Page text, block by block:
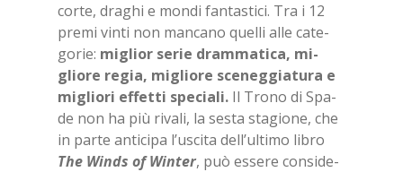
cor­te, dra­ghi e mon­di fan­ta­sti­ci. Tra i 12
pre­mi vin­ti non man­ca­no quel­li alle ca­te­
go­rie: mi­glior se­rie dram­ma­ti­ca, mi­
glio­re re­gia, mi­glio­re sce­neg­gia­tu­ra e
mi­glio­ri ef­fet­ti spe­cia­li. Il Tro­no di Spa­
de non ha più ri­va­li, la se­sta sta­gio­ne, che
in par­te an­ti­ci­pa l’u­sci­ta del­l’ul­ti­mo li­bro
The Winds of Win­ter, può es­se­re con­si­de­